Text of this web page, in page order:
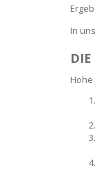
In